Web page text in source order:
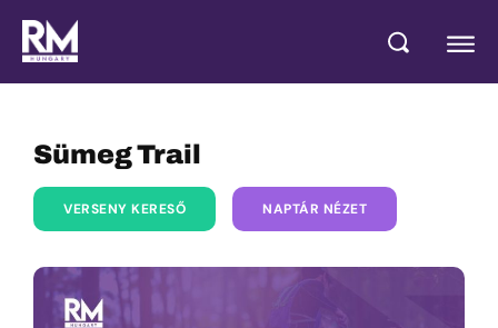
Sümeg Trail
VERSENY KERESŐ NAPTÁR NÉZET